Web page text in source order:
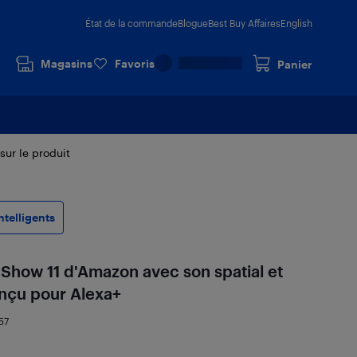
État de la commandeBlogueBest Buy AffairesEnglish
Magasins Favoris Panier
le produit
11 d'Amazon avec son spatial et
pour Alexa+